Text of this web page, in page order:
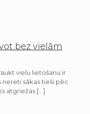
bez vielām
vielu lietošanu ir
nereti sākas tieši pēc
atgriežas […]